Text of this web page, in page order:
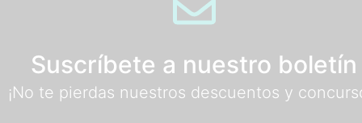
Suscríbete a nuestro boletín
¡No te pierdas nuestros descuentos y